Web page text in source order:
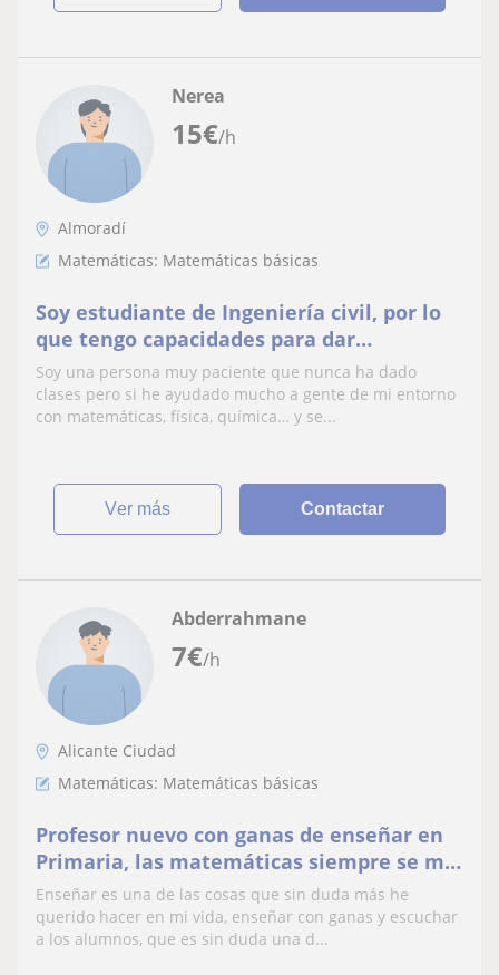
15€/h
Nerea
Almoradí
Matemáticas: Matemáticas básicas
Soy estudiante de Ingeniería civil, por lo
que tengo capacidades para dar
matemáticas en niveles de hasta ESO
Soy una persona muy paciente que nunca ha dado
clases pero si he ayudado mucho a gente de mi entorno
con matemáticas, física, química… y se...
ver más Contactar
7€/h
Abderrahmane
Alicante Ciudad
Matemáticas: Matemáticas básicas
Profesor nuevo con ganas de enseñar en
Primaria, las matemáticas siempre se me
han dado muy bien
Enseñar es una de las cosas que sin duda más he
querido hacer en mi vida, enseñar con ganas y escuchar
a los alumnos, que es sin duda una d...